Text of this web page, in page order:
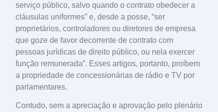
serviço público, salvo quando o contrato obedecer a
cláusulas uniformes” e, desde a posse, “ser
proprietários, controladores ou diretores de empresa
que goze de favor decorrente de contrato com
pessoas jurídicas de direito público, ou nela exercer
função remunerada”. Esses artigos, portanto, proíbem
a propriedade de concessionárias de rádio e TV por
parlamentares.
Contudo, sem a apreciação e aprovação pelo plenário